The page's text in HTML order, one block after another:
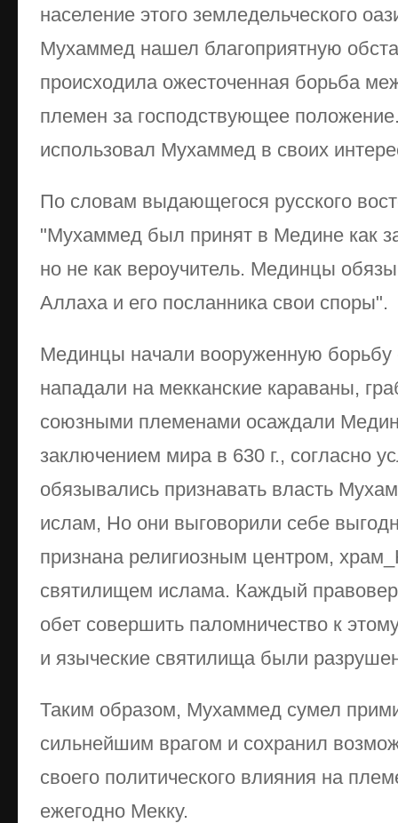
население этого земледельческого
Мухаммед нашел благоприятную
происходила ожесточенная борьба
племен за господствующее
использовал Мухаммед в своих
По словам выдающегося русского
"Мухаммед был принят в Медине как
но не как вероучитель. Мединцы
Аллаха и его посланника свои споры".
Мединцы начали вооруженную борьбу
нападали на мекканские караваны,
союзными племенами осаждали
заключением мира в 630 г., согласно
обязывались признавать власть
ислам, Но они выговорили себе
признана религиозным центром,
святилищем ислама. Каждый
обет совершить паломничество к
и языческие святилища были
Таким образом, Мухаммед сумел
сильнейшим врагом и сохранил
своего политического влияния на
ежегодно Мекку.